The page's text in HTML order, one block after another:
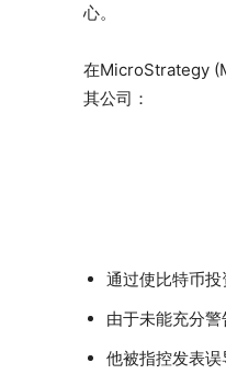
心。
在MicroStrategy
其公司：
通过使比特币投
由于未能充分
他被指控发表误